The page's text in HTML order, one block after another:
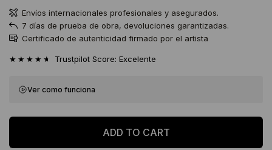
Envíos internacionales profesionales y asegurados.
7 días de prueba de obra, devoluciones garantizadas.
Certificado de autenticidad firmado por el artista
★★★★★ Trustpilot Score: Excelente
Ver como funciona